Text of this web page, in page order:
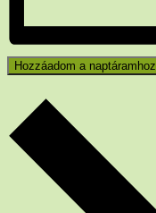
Hozzáadom a naptáramhoz